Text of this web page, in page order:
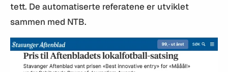
tett. De automatiserte referatene er utviklet
sammen med NTB.